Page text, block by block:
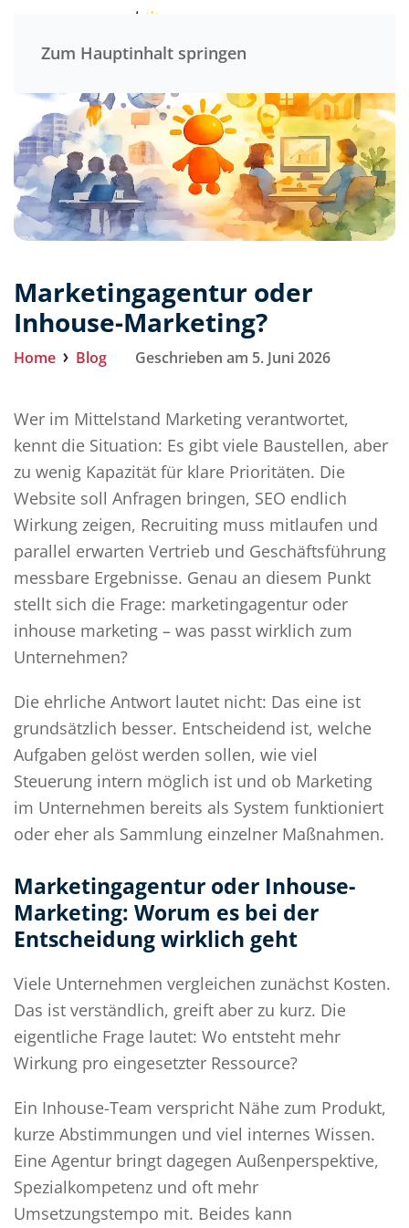
Zum Hauptinhalt springen
Marketingagentur oder
Inhouse-Marketing?
Home Blog Geschrieben am 5. Juni 2026
Wer im Mittelstand Marketing verantwortet,
kennt die Situation: Es gibt viele Baustellen, aber
zu wenig Kapazität für klare Prioritäten. Die
Website soll Anfragen bringen, SEO endlich
Wirkung zeigen, Recruiting muss mitlaufen und
parallel erwarten Vertrieb und Geschäftsführung
messbare Ergebnisse. Genau an diesem Punkt
stellt sich die Frage: marketingagentur oder
inhouse marketing – was passt wirklich zum
Unternehmen?
Die ehrliche Antwort lautet nicht: Das eine ist
grundsätzlich besser. Entscheidend ist, welche
Aufgaben gelöst werden sollen, wie viel
Steuerung intern möglich ist und ob Marketing
im Unternehmen bereits als System funktioniert
oder eher als Sammlung einzelner Maßnahmen.
Marketingagentur oder Inhouse-
Marketing: Worum es bei der
Entscheidung wirklich geht
Viele Unternehmen vergleichen zunächst Kosten.
Das ist verständlich, greift aber zu kurz. Die
eigentliche Frage lautet: Wo entsteht mehr
Wirkung pro eingesetzter Ressource?
Ein Inhouse-Team verspricht Nähe zum Produkt,
kurze Abstimmungen und viel internes Wissen.
Eine Agentur bringt dagegen Außenperspektive,
Spezialkompetenz und oft mehr
Umsetzungstempo mit. Beides kann